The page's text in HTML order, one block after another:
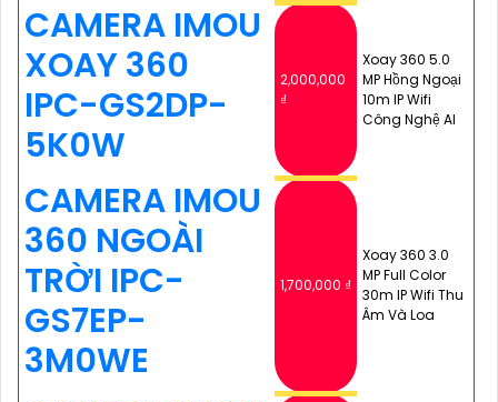
CAMERA IMOU
XOAY 360
IPC-GS2DP-
5K0W
2,000,000
₫
Xoay 360 5.0
MP Hồng Ngoại
10m IP Wifi
Công Nghệ AI
CAMERA IMOU
360 NGOÀI
TRỜI IPC-
GS7EP-
3M0WE
1,700,000 ₫
Xoay 360 3.0
MP Full Color
30m IP Wifi Thu
Âm Và Loa